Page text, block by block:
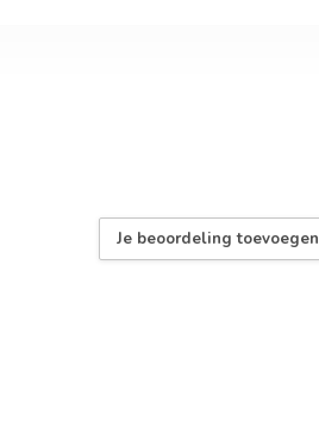
Je beoordeling toevoegen